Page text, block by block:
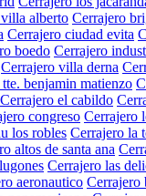
alberto Cerrajero
Cerrajero ciudad evita
boedo Cerrajero
Cerrajero villa derna
benjamin matienzo
Cerrajero el cabildo
congreso Cerrajero
los robles Cerrajero la
altos de santa ana
Cerrajero las
aeronautico Cerrajero